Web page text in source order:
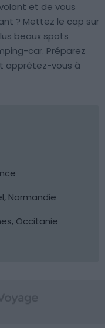
et de vous
? Mettez le cap sur
beaux spots
car. Préparez
apprêtez-vous à
Normandie
Occitanie